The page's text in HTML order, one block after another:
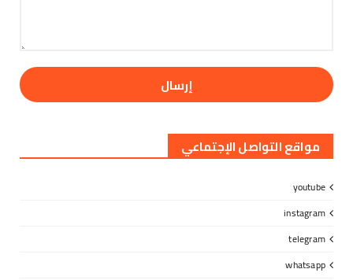
مواقع التواصل الإجتماعي
youtube
instagram
telegram
whatsapp